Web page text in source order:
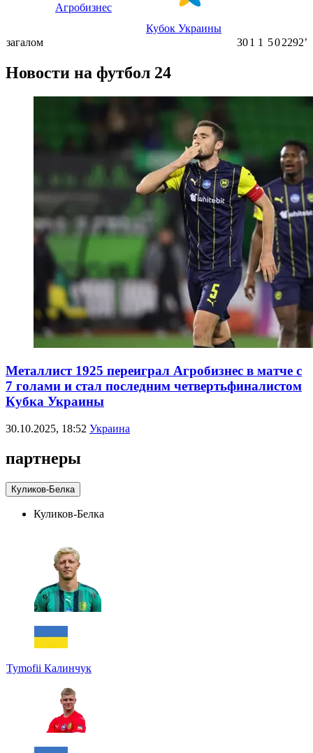
Агробизнес
Кубок Украины
загалом 301 1 502292ʼ
Новости на футбол 24
Металлист 1925 переиграл Агробизнес в матче с
7 голами и стал последним четвертьфиналистом
Кубка Украины
30.10.2025, 18:52 Украина
партнеры
Куликов-Белка
Куликов-Белка
Tymofii Калинчук